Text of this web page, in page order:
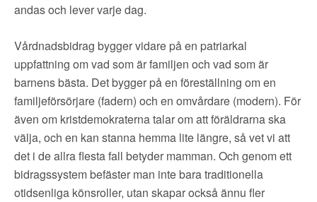
andas och lever varje dag.
Vårdnadsbidrag bygger vidare på en patriarkal
uppfattning om vad som är familjen och vad som är
barnens bästa. Det bygger på en föreställning om en
familjeförsörjare (fadern) och en omvårdare (modern). För
även om kristdemokraterna talar om att föräldrarna ska
välja, och en kan stanna hemma lite längre, så vet vi att
det i de allra flesta fall betyder mamman. Och genom ett
bidragssystem befäster man inte bara traditionella
otidsenliga könsroller, utan skapar också ännu fler